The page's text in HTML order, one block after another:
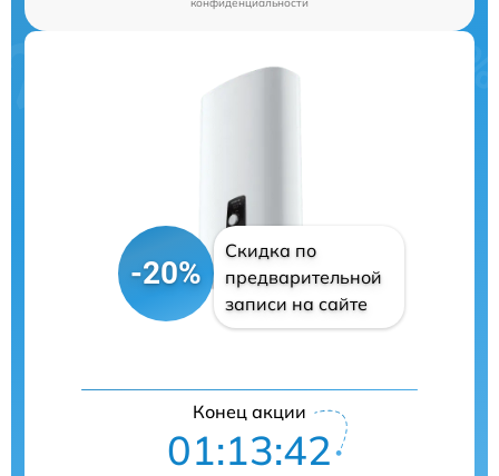
-20%
Скидка по
предварительной
записи на сайте
Конец акции
01:13:42